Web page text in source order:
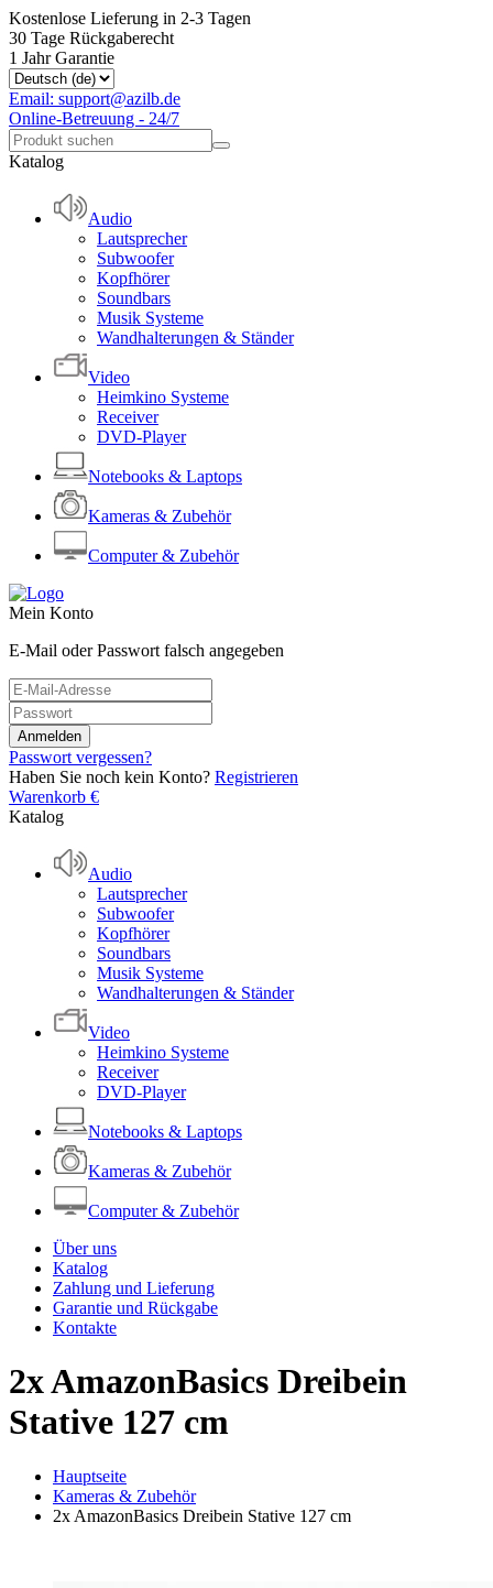
Kostenlose Lieferung in 2-3 Tagen
30 Tage Rückgaberecht
1 Jahr Garantie
Email: support@azilb.de
Online-Betreuung - 24/7
Katalog
Audio
Lautsprecher
Subwoofer
Kopfhörer
Soundbars
Musik Systeme
Wandhalterungen & Ständer
Video
Heimkino Systeme
Receiver
DVD-Player
Notebooks & Laptops
Kameras & Zubehör
Computer & Zubehör
Mein Konto
E-Mail oder Passwort falsch angegeben
Passwort vergessen?
Haben Sie noch kein Konto? Registrieren
Warenkorb €
Katalog
Audio
Lautsprecher
Subwoofer
Kopfhörer
Soundbars
Musik Systeme
Wandhalterungen & Ständer
Video
Heimkino Systeme
Receiver
DVD-Player
Notebooks & Laptops
Kameras & Zubehör
Computer & Zubehör
Über uns
Katalog
Zahlung und Lieferung
Garantie und Rückgabe
Kontakte
2x AmazonBasics Dreibein
Stative 127 cm
Hauptseite
Kameras & Zubehör
2x AmazonBasics Dreibein Stative 127 cm